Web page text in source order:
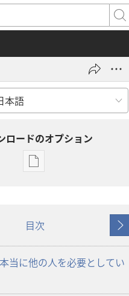
検
索
ロードのオプション
出
ダ
ウ
ン
目次
次
へ
当に他の人を必要としてい